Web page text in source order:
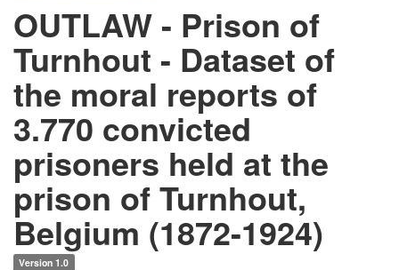
OUTLAW - Prison of
Turnhout - Dataset of
the moral reports of
3.770 convicted
prisoners held at the
prison of Turnhout,
Belgium (1872-1924)
Version 1.0